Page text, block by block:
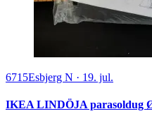
6715Esbjerg N · 19. jul.
IKEA LINDÖJA parasoldug